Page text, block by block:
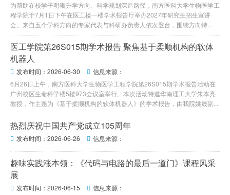
为帮助在校学子明晰升学方向、科学规划深造路径，南方医科大学生物医学工
程学院于7月1日下午在医工楼一楼学术报告厅举办2027年研究生招生宣讲
会。来自五个学科方向的专家代表与科研办负责人依次登台，围绕方向特...
医工学院第26S015期学术报告 聚焦基于柔顺机构的软体
机器人
 发布时间：2026-06-30  信息来源：
6月26日上午，南方医科大学生物医学工程学院第26S015期学术报告活动在
广州校区生命科学楼5楼973会议室举行。本次活动特邀华南理工大学朱本亮
教授，作主题为《基于柔顺机构的软体机器人》的学术报告，由我院姚晟副...
热烈庆祝中国共产党成立105周年
 发布时间：2026-06-26  信息来源：
趣味实践涨本领：《代码与电路的最后一道门》课程风采
展
 发布时间：2026-06-15  信息来源：